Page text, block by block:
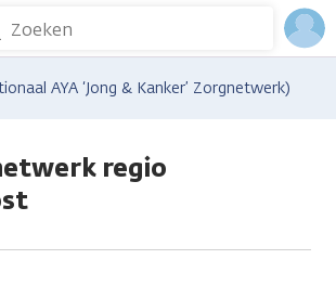
Zoeken
intimiteitAYA ‘Jong & Kanker’ Zorgnetwerk)
regio